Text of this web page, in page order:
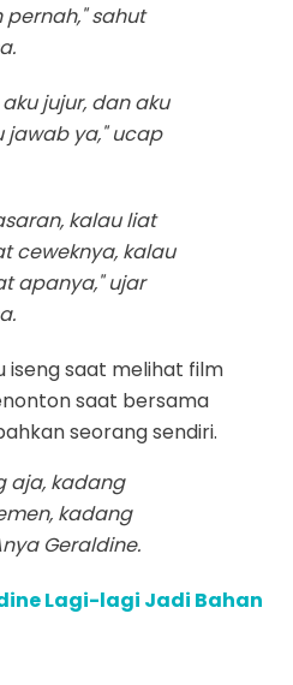
sahut
jujur, dan aku
jawab ya," ucap
kalau liat
ceweknya, kalau
apanya," ujar
iseng saat melihat film
saat bersama
seorang sendiri.
aja, kadang
kadang
Geraldine.
Lagi-lagi Jadi Bahan